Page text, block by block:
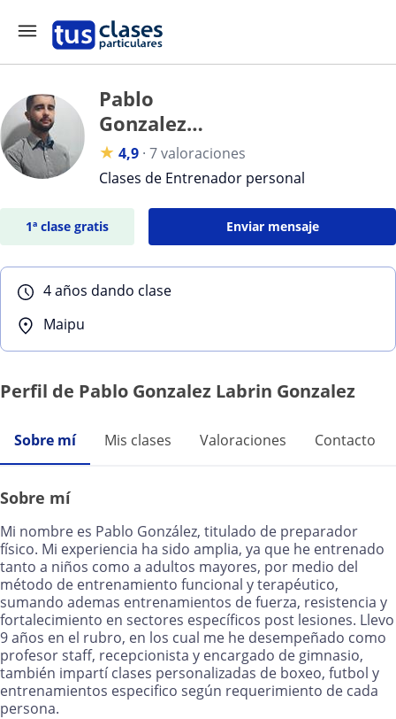
Pablo
Gonzalez
Labrin
Gonzalez
★ 4,9 · 7 valoraciones
Clases de Entrenador personal
1ª clase gratis Enviar mensaje
4 años dando clase
Maipu
Perfil de Pablo Gonzalez Labrin Gonzalez
Sobre mí Mis clases Valoraciones Contacto
Sobre mí
Mi nombre es Pablo González, titulado de preparador
físico. Mi experiencia ha sido amplia, ya que he entrenado
tanto a niños como a adultos mayores, por medio del
método de entrenamiento funcional y terapéutico,
sumando ademas entrenamientos de fuerza, resistencia y
fortalecimiento en sectores específicos post lesiones. Llevo
9 años en el rubro, en los cual me he desempeñado como
profesor staff, recepcionista y encargado de gimnasio,
también impartí clases personalizadas de boxeo, futbol y
entrenamientos especifico según requerimiento de cada
persona.